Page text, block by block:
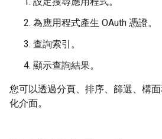
為應用程式產生 OAuth 憑證。
查詢索引。
顯示查詢結果。
您可以透過分頁、排序、篩選、構
化介面。